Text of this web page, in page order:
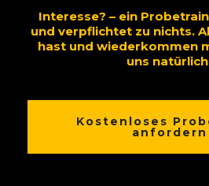
Interesse? – ein
und verpflichtet zu nichts.
hast und wiederkommen
uns
Kostenloses
anfordern